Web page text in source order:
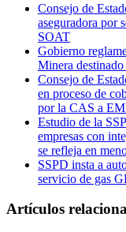
Consejo de
aseguradora por
SOAT
Gobierno
Minera destinado
Consejo de
en proceso de
por la CAS a
Estudio de la
empresas con
se refleja en
SSPD insta a
servicio de gas
Artículos